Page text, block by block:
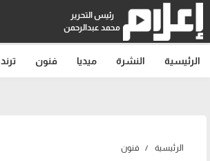
رئيس التحرير
محمد عبدالرحمن
الرئيسية النشرة ميديا فنون ترند
الرئيسية فنون